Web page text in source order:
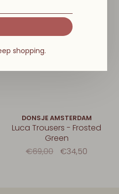
DONSJE AMSTERDAM
Luca Trousers - Frosted
Green
€69,00
€34,50
shopping.